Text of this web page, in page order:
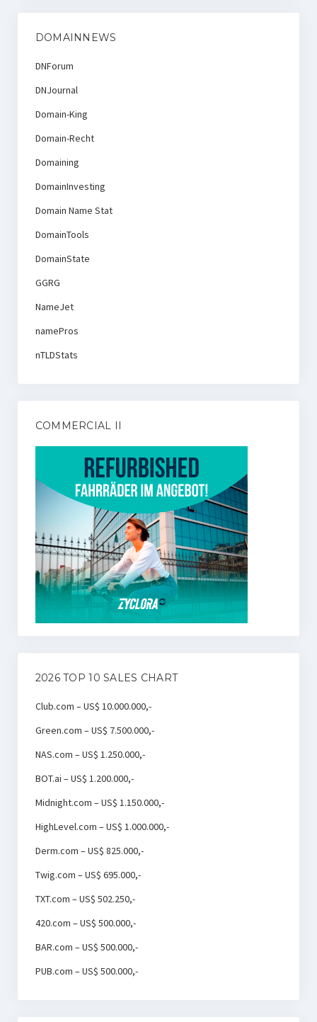
DOMAINNEWS
DNForum
DNJournal
Domain-King
Domain-Recht
Domaining
DomainInvesting
Domain Name Stat
DomainTools
DomainState
GGRG
NameJet
namePros
nTLDStats
COMMERCIAL II
2026 TOP 10 SALES CHART
Club.com – US$ 10.000.000,-
Green.com – US$ 7.500.000,-
NAS.com – US$ 1.250.000,-
BOT.ai – US$ 1.200.000,-
Midnight.com – US$ 1.150.000,-
HighLevel.com – US$ 1.000.000,-
Derm.com – US$ 825.000,-
Twig.com – US$ 695.000,-
TXT.com – US$ 502.250,-
420.com – US$ 500.000,-
BAR.com – US$ 500.000,-
PUB.com – US$ 500.000,-